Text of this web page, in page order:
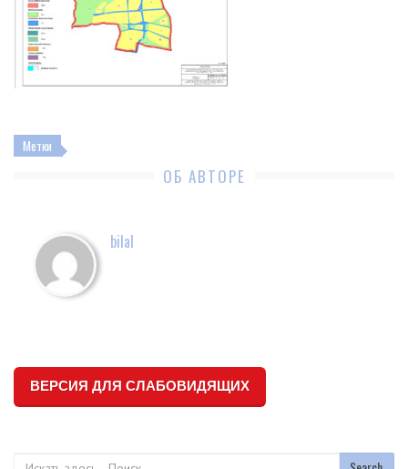
Метки
ОБ АВТОРЕ
bilal
ВЕРСИЯ ДЛЯ СЛАБОВИДЯЩИХ